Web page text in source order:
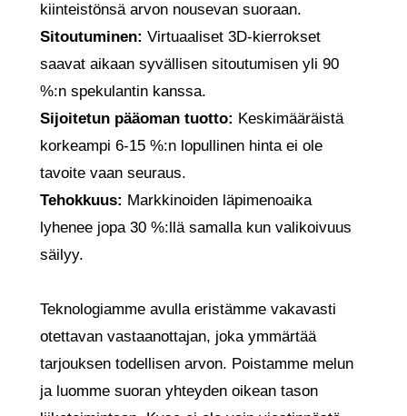
kiinteistönsä arvon nousevan suoraan.
Sitoutuminen: Virtuaaliset 3D-kierrokset
saavat aikaan syvällisen sitoutumisen yli 90
%:n spekulantin kanssa.
Sijoitetun pääoman tuotto: Keskimääräistä
korkeampi 6-15 %:n lopullinen hinta ei ole
tavoite vaan seuraus.
Tehokkuus: Markkinoiden läpimenoaika
lyhenee jopa 30 %:llä samalla kun valikoivuus
säilyy.
Teknologiamme avulla eristämme vakavasti
otettavan vastaanottajan, joka ymmärtää
tarjouksen todellisen arvon. Poistamme melun
ja luomme suoran yhteyden oikean tason